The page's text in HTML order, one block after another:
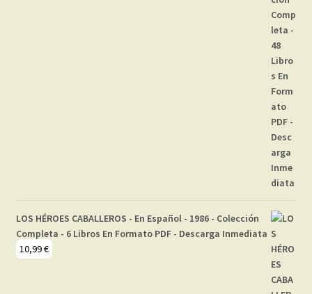
LOS HÉROES CABALLEROS - En Español - 1986 - Colección
Completa - 6 Libros En Formato PDF - Descarga Inmediata
10,99€